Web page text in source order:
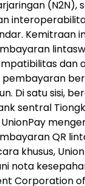
(N2N),
Kemitraan
dan
Di satu sisi,
sentral
QR
khusus,
nota
Corporation